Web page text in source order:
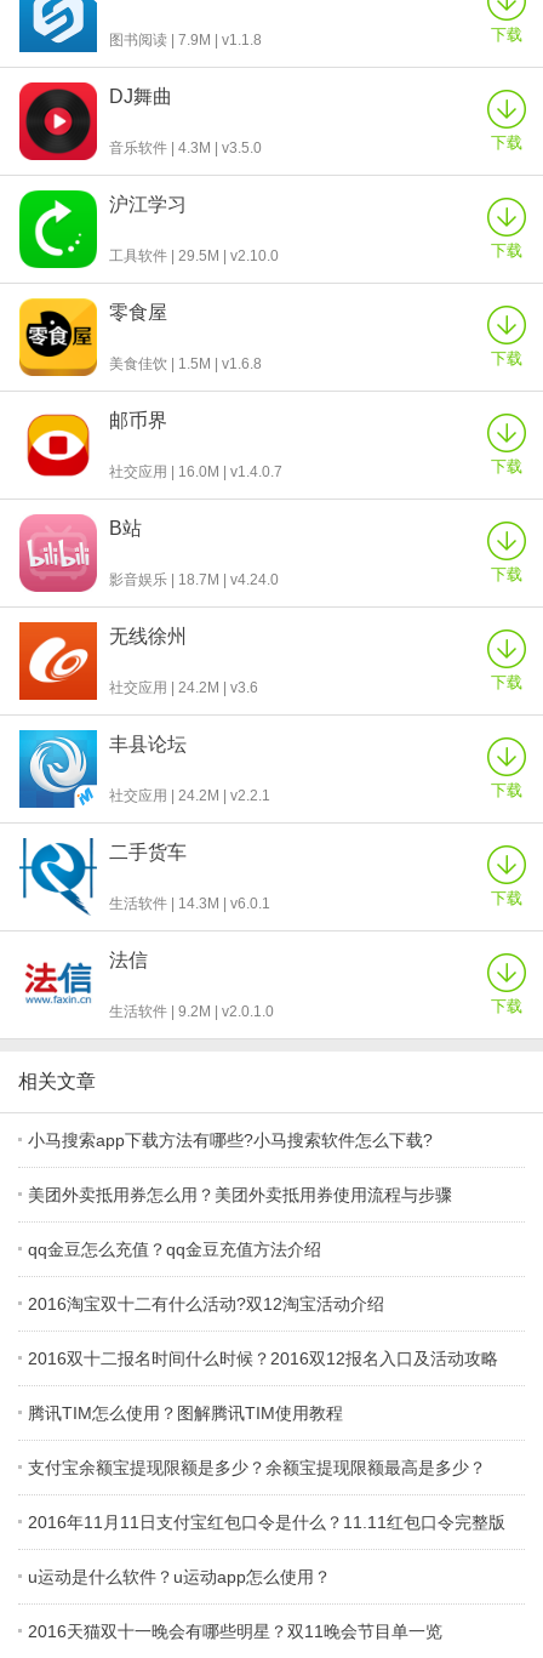
图书阅读 | 7.9M | v1.1.8 下载
DJ舞曲
音乐软件 | 4.3M | v3.5.0 下载
沪江学习
工具软件 | 29.5M | v2.10.0 下载
零食屋
美食佳饮 | 1.5M | v1.6.8 下载
邮币界
社交应用 | 16.0M | v1.4.0.7 下载
B站
影音娱乐 | 18.7M | v4.24.0 下载
无线徐州
社交应用 | 24.2M | v3.6 下载
丰县论坛
社交应用 | 24.2M | v2.2.1 下载
二手货车
生活软件 | 14.3M | v6.0.1 下载
法信
生活软件 | 9.2M | v2.0.1.0 下载
相关文章
小马搜索app下载方法有哪些?小马搜索软件怎么下载?
美团外卖抵用券怎么用？美团外卖抵用券使用流程与步骤
qq金豆怎么充值？qq金豆充值方法介绍
2016淘宝双十二有什么活动?双12淘宝活动介绍
2016双十二报名时间什么时候？2016双12报名入口及活动攻略
腾讯TIM怎么使用？图解腾讯TIM使用教程
支付宝余额宝提现限额是多少？余额宝提现限额最高是多少？
2016年11月11日支付宝红包口令是什么？11.11红包口令完整版
u运动是什么软件？u运动app怎么使用？
2016天猫双十一晚会有哪些明星？双11晚会节目单一览